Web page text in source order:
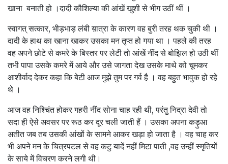
खाना बनाती हो ।दादी कौशिल्या की आंखें खुशी से भीग उठीं थीं ।
स्वागत् सत्कार, भीड़भाड़ लंबी य़ात्रा के कारण वह बुरी तरह थक चुकी थी ।
दादी के हाथ का खाना खाकर उसका मन तृप्त हो गया था । पहले की तरह
वह अपने छोटे से कमरे के बिस्तर पर लेटी तो आंखें नींद से बोझिल हो उठी थीं
तभी पापा उसके कमरे में आये और उसे जागता देख उसके माथे को चूमकर
आशीर्वाद देकर कहा कि बेटी आज मुझे तुम पर गर्व है । वह बहुत भावुक हो रहे
थे ।
आज वह निश्चिंत होकर गहरी नींद सोना चाह रही थी, परंतु निद्रा देवी तो
सदा ही ऐसे अवसर पर रूठ कर दूर चली जाती हैं । उसका अपना कड़ुआ
अतीत जब तब उसकी आंखों के सामने आकर खड़ा हो जाता है । वह चाह कर
भी अपने मन के चित्रपटल से वह कटु यादें नहीं मिटा पाती ,वह उन्हीं स्मृतियों
के साये में विचरण करने लगी थी।